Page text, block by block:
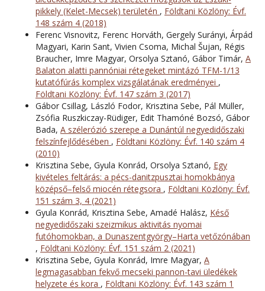
pikkely (Kelet-Mecsek) területén , Földtani Közlöny: Évf.
148 szám 4 (2018)
Ferenc Visnovitz, Ferenc Horváth, Gergely Surányi, Árpád
Magyari, Karin Sant, Vivien Csoma, Michal Šujan, Régis
Braucher, Imre Magyar, Orsolya Sztanó, Gábor Timár, A
Balaton alatti pannóniai rétegeket mintázó TFM-1/13
kutatófúrás komplex vizsgálatának eredményei ,
Földtani Közlöny: Évf. 147 szám 3 (2017)
Gábor Csillag, László Fodor, Krisztina Sebe, Pál Müller,
Zsófia Ruszkiczay-Rüdiger, Edit Thamóné Bozsó, Gábor
Bada, A szélerózió szerepe a Dunántúl negyedidőszaki
felszínfejlődésében , Földtani Közlöny: Évf. 140 szám 4
(2010)
Krisztina Sebe, Gyula Konrád, Orsolya Sztanó, Egy
kivételes feltárás: a pécs-danitzpusztai homokbánya
középső–felső miocén rétegsora , Földtani Közlöny: Évf.
151 szám 3, 4 (2021)
Gyula Konrád, Krisztina Sebe, Amadé Halász, Késő
negyedidőszaki szeizmikus aktivitás nyomai
futóhomokban, a Dunaszentgyörgy–Harta vetőzónában
, Földtani Közlöny: Évf. 151 szám 2 (2021)
Krisztina Sebe, Gyula Konrád, Imre Magyar, A
legmagasabban fekvő mecseki pannon-tavi üledékek
helyzete és kora , Földtani Közlöny: Évf. 143 szám 1